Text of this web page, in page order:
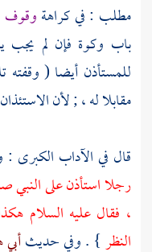
مطلب : في كراهةوقوف
باب وكوة فإن لم
للمستأذن أيضا (
مقابلا له ، ; لأن
قال في الآداب الكبرى
رجلا استأذن على النبي
، فقال عليه السلام
النظر} . وفي حديث